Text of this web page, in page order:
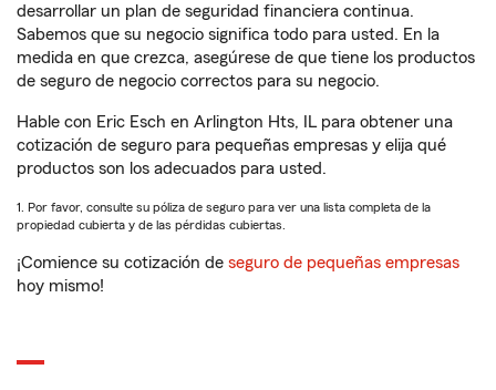
desarrollar un plan de seguridad financiera continua.
Sabemos que su negocio significa todo para usted. En la
medida en que crezca, asegúrese de que tiene los productos
de seguro de negocio correctos para su negocio.
Hable con Eric Esch en Arlington Hts, IL para obtener una
cotización de seguro para pequeñas empresas y elija qué
productos son los adecuados para usted.
1. Por favor, consulte su póliza de seguro para ver una lista completa de la
propiedad cubierta y de las pérdidas cubiertas.
¡Comience su cotización de seguro de pequeñas empresas
hoy mismo!